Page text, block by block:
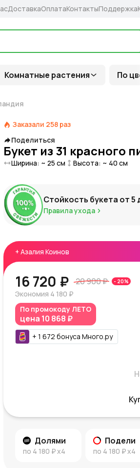
Комнатные растения По
ДоставкаОплатаКонтактыПоддержка
Заказали 258 раз
Поделиться
Букет из 31 красного
Ширина: ~ 25 см Высота: ~ 40 см
Стойкость букета от5
Правила ухода
+ Азалия Коинов
16 720 ₽ 20 900 ₽ - 20%
Экономия 4 180 ₽
По промокоду ЛЕТО
цена 10 868 ₽
+ 1 672 бонуса Много.ру
Долями
по 4 180 ₽x4
Подели
по 4 180 ₽x4